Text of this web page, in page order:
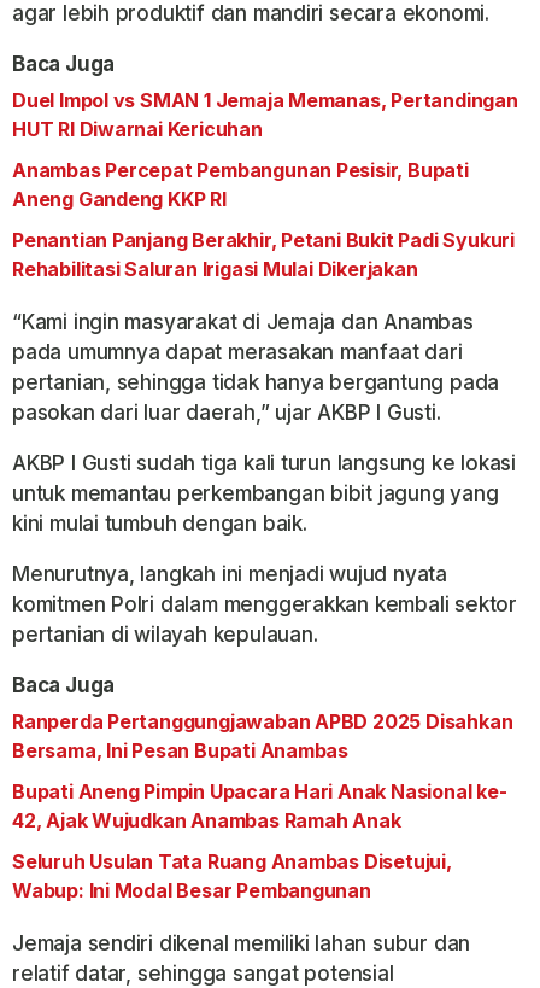
agar lebih produktif dan mandiri secara ekonomi.
Baca Juga
Duel Impol vs SMAN 1 Jemaja Memanas, Pertandingan
HUT RI Diwarnai Kericuhan
Anambas Percepat Pembangunan Pesisir, Bupati
Aneng Gandeng KKP RI
Penantian Panjang Berakhir, Petani Bukit Padi Syukuri
Rehabilitasi Saluran Irigasi Mulai Dikerjakan
“Kami ingin masyarakat di Jemaja dan Anambas
pada umumnya dapat merasakan manfaat dari
pertanian, sehingga tidak hanya bergantung pada
pasokan dari luar daerah,” ujar AKBP I Gusti.
AKBP I Gusti sudah tiga kali turun langsung ke lokasi
untuk memantau perkembangan bibit jagung yang
kini mulai tumbuh dengan baik.
Menurutnya, langkah ini menjadi wujud nyata
komitmen Polri dalam menggerakkan kembali sektor
pertanian di wilayah kepulauan.
Baca Juga
Ranperda Pertanggungjawaban APBD 2025 Disahkan
Bersama, Ini Pesan Bupati Anambas
Bupati Aneng Pimpin Upacara Hari Anak Nasional ke-
42, Ajak Wujudkan Anambas Ramah Anak
Seluruh Usulan Tata Ruang Anambas Disetujui,
Wabup: Ini Modal Besar Pembangunan
Jemaja sendiri dikenal memiliki lahan subur dan
relatif datar, sehingga sangat potensial